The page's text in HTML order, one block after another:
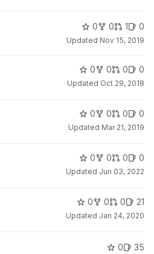
0 0 1 0
Updated Nov 15, 2019
0 0 0 0
Updated Oct 29, 2018
0 0 0 0
Updated Mar 21, 2019
0 0 0 0
Updated Jun 03, 2022
0 0 0 21
Updated Jan 24, 2020
0 35